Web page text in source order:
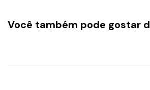
Você também pode gostar